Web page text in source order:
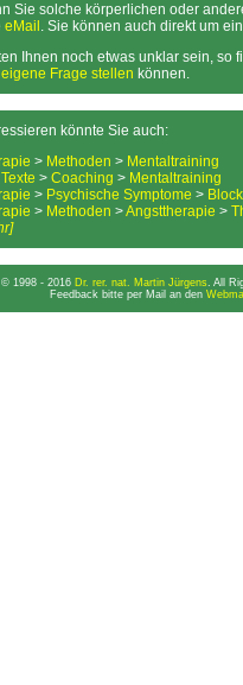
Sie solche körperlichen oder
eMail . Sie können auch direkt um
Ihnen noch etwas unklar sein, so
eigene Frage stellen können.
könnte Sie auch:
> Methoden > Mentaltraining
> Coaching > Mentaltraining
> Psychische Symptome >
> Methoden >Angsttherapie >
© 1998 - 2016 Dr. rer. nat. Martin Jürgens. All
Feedback bitte per Mail an den